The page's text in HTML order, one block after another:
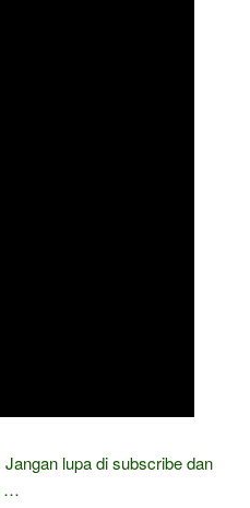
lupa di subscribe dan
…